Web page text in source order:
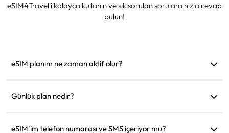
eSIM4Travel'i kolayca kullanın ve sık sorulan sorulara hızla cevap
bulun!
eSIM planım ne zaman aktif olur?
Hareket etmeden önce yüklemenizi öneririz.
Günlük plan nedir?
kadar geçerli olur. Günlük veri miktarını tükettiğinizde hız
eSIM'im telefon numarası ve SMS içeriyor mu?